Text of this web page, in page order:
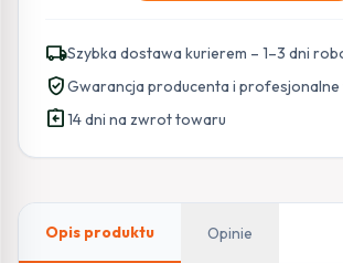
Xiaomi
Outdoor
Camera
CW100
local_shippingSzybka dostawa kurierem – 1–3 dni
verified_userGwarancja producenta i profesjonalne
assignment_return14 dni na zwrot towaru
Opis produktu Opinie